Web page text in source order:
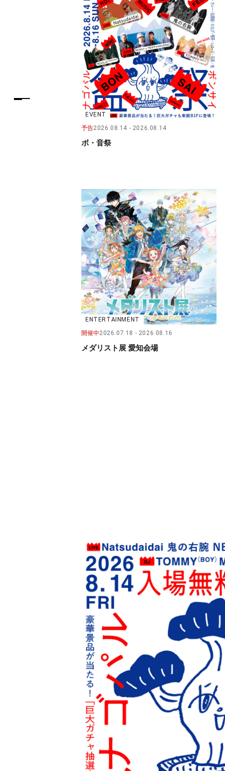
EVENT
予告2026.08.14 2026.08.14
ボ・音祭
ENTERTAINMENT
開催中2026.07.18 2026.08.16
メダリスト展 愛知会場